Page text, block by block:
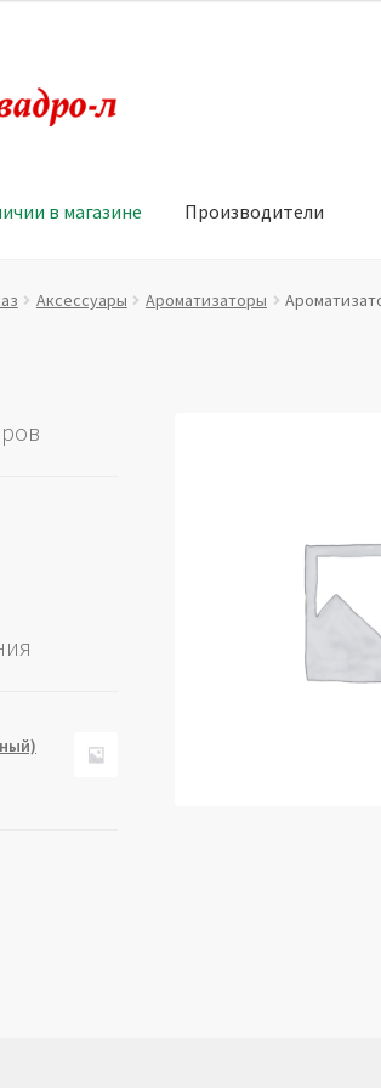
в магазине Производители
аккаунт Политика в отношении
Аксессуары Ароматизаторы